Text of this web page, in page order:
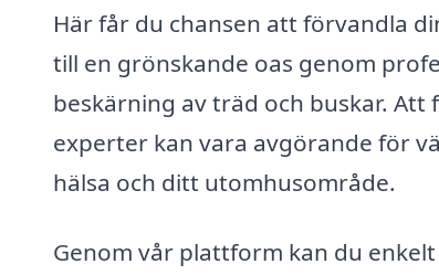
Här får du chansen att förvandla
till en grönskande oas genom
beskärning av träd och buskar. Att
experter kan vara avgörande för
hälsa och ditt utomhusområde.
Genom vår plattform kan du